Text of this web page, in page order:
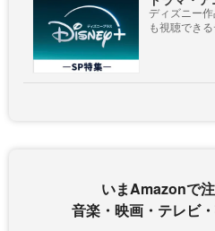
ディズニー
も視聴でき
いまAmazonで
音楽・映画・テレビ